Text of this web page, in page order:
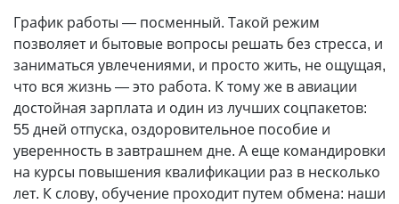
График работы — посменный. Такой режим
позволяет и бытовые вопросы решать без стресса, и
заниматься увлечениями, и просто жить, не ощущая,
что вся жизнь — это работа. К тому же в авиации
достойная зарплата и один из лучших соцпакетов:
55 дней отпуска, оздоровительное пособие и
уверенность в завтрашнем дне. А еще командировки
на курсы повышения квалификации раз в несколько
лет. К слову, обучение проходит путем обмена: наши